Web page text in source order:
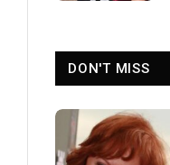
DON'T MISS